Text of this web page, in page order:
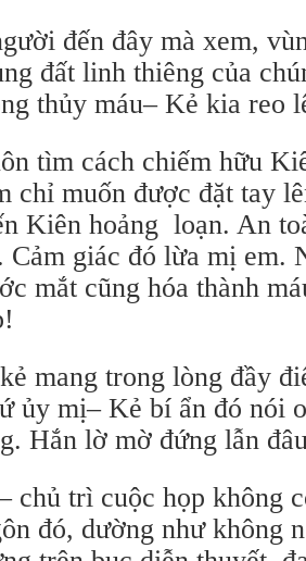
đến đây mà xem,
đất linh thiêng của
thủy máu– Kẻ kia reo
tìm cách chiếm hữu
chỉ muốn được đặt tay
Kiên hoảng loạn. An
Cảm giác đó lừa mị em.
mắt cũng hóa thành
mang trong lòng đầy
ủy mị– Kẻ bí ẩn đó nói
Hắn lờ mờ đứng lẫn
chủ trì cuộc họp không
đó, dường như không